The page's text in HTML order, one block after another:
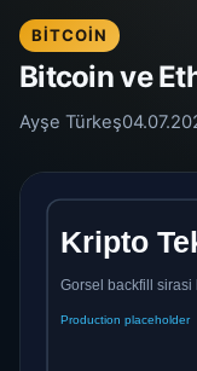
BITCOIN
Bitcoin ve
Ayşe Türkeş